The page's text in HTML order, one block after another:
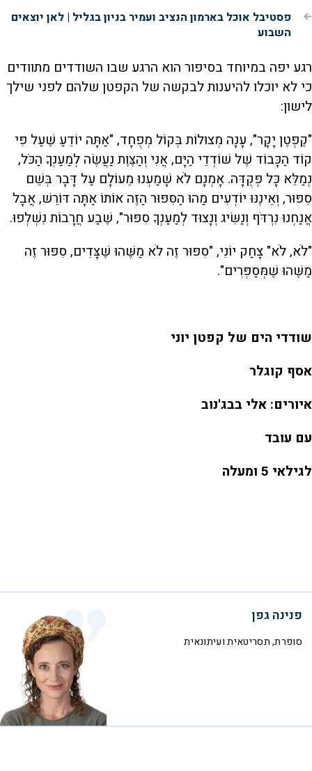
פסטיבל אוכל בארמון הנציב ועמיר בניון בגליל | לאן יוצאים
השבוע
רגע יפה במיוחד בסיפור הוא הרגע שבו השודדים מתוודים
כי לא יוכלו להיענות לבקשה של הקפטן שלהם לפני שילך
לישון:
"קֶפְּטֶן יָקָר", עָנָה מְצוּלוֹת בְּקוֹל מְפֻחָד, "אַתָּה יוֹדֵעַ שֶׁעַל פִּי
קוֹד הַכָּבוֹד שֶׁל שׁוֹדְדֵי הַיָּם, אֲנִי וְהַצֶּוֶת נַעֲשֶׂה לְמַעַנְךָ הַכֹּל,
נְמַלֵּא כָּל פְּקֻדָּה. אָמְנָם לֹא שָׁמַעְנוּ מֵעוֹלָם עַל דָּבָר בְּשֵׁם
סִפּוּר, וְאֵינֶנּוּ יוֹדְעִים מַהוּ הַסִּפּוּר הַזֶּה אוֹתוֹ אַתָּה דּוֹרֵשׁ, אֲבָל
אֲנַחְנוּ נִרְדֹּף וְנַשִּׂיג וְנָצוּד לְמַעַנְךָ סִפּוּר", שֶׁבַע חֲרָבוֹת נִשְׁלְפוּ.
"לֹא, לֹא" צָחַק יוֹנִי, "סִפּוּר זֶה לֹא מַשֶּׁהוּ שֶׁצָּדִים, סִפּוּר זֶה
מַשֶּׁהוּ שֶׁמְּסַפְּרִים".
שודדי הים של קפטן יוני
אסף קוגלר
איורים: אלי בבג'נוב
עם עובד
לגילאי 5 ומעלה
פנינה גפן
סופרת, תסריטאית ועיתונאית